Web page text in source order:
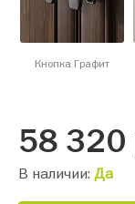
Кнопка Графит
58 320
В наличии: Да